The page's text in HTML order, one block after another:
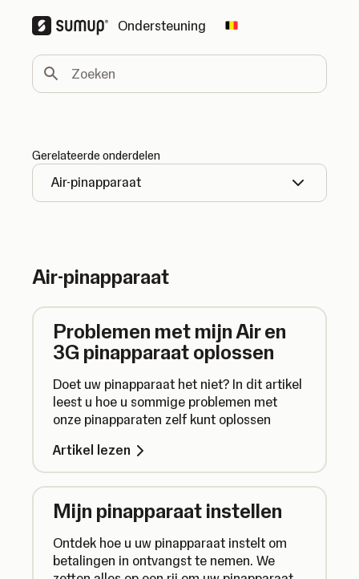
Ondersteuning Change country
Zoeken
Gerelateerde onderdelen
Air-pinapparaat
Air-pinapparaat
Problemen met mijn Air en
3G pinapparaat oplossen
Doet uw pinapparaat het niet? In dit artikel
leest u hoe u sommige problemen met
onze pinapparaten zelf kunt oplossen
Artikel lezen
Mijn pinapparaat instellen
Ontdek hoe u uw pinapparaat instelt om
betalingen in ontvangst te nemen. We